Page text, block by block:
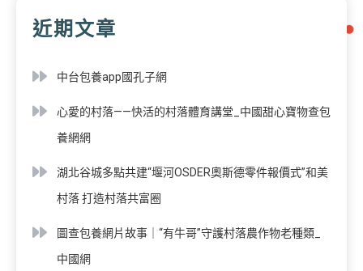
近期文章
中台包養app國孔子網
心愛的村落——快活的村落體育講堂_中國甜心寶物查包
養網網
湖北谷城多點共建“堰河OSDER奧斯德零件報價式”和美
村落 打造村落共富圈
圖查包養網片故事｜“有牛哥”守護村落農作物老種類_
中國網